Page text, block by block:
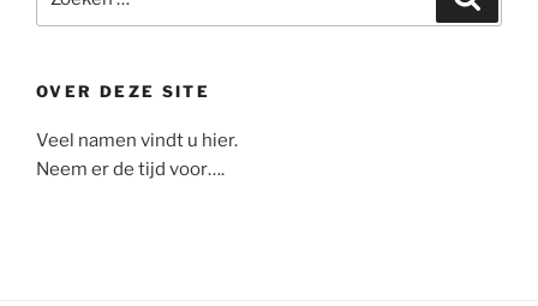
naar:
OVER DEZE SITE
Veel namen vindt u hier.
Neem er de tijd voor….